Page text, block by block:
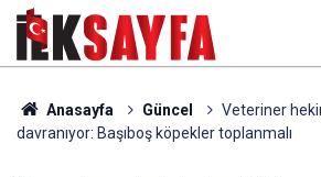
Anasayfa Güncel
Veteriner
davranıyor: Başıboş köpekler toplanmalı